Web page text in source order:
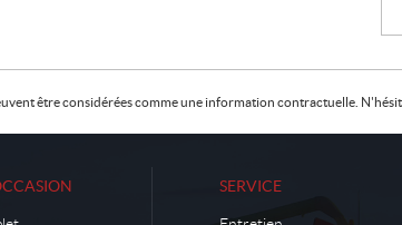
être considérées comme une information contractuelle.
SERVICE